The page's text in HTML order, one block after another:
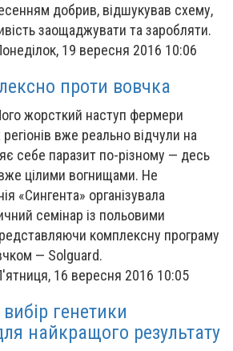
добрив, відшукував схему,
заощаджувати та заробляти.
19 вересня 2016 10:06
проти вовчка
жорсткий наступ фермери
вже реально відчули на
себе паразит по-різному — десь
цілими вогнищами. Не
«Сингента» організувала
семінар із польовими
комплексну програму
— Solguard.
16 вересня 2016 10:05
генетики
найкращого результату